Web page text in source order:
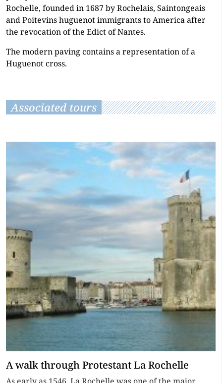
Rochelle, founded in 1687 by Rochelais, Saintongeais
and Poitevins huguenot immigrants to America after
the revocationof the Edict of Nantes.
The modern pavingcontains a representation ofa
Huguenot cross.
Associated tours
A walk through Protestant La Rochelle